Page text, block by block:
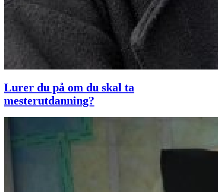
Lurer du på om du skal ta
mesterutdanning?